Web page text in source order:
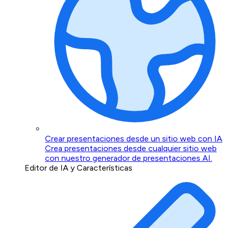
Crear presentaciones desde un sitio web con IA
Crea presentaciones desde cualquier sitio web
con nuestro generador de presentaciones AI.
Editor de IA y Características